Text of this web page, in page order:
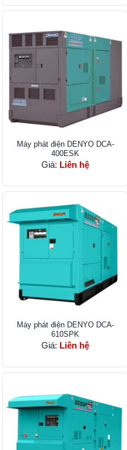
Máy phát điện DENYO DCA-
400ESK
Giá: Liên hệ
Máy phát điện DENYO DCA-
610SPK
Giá: Liên hệ